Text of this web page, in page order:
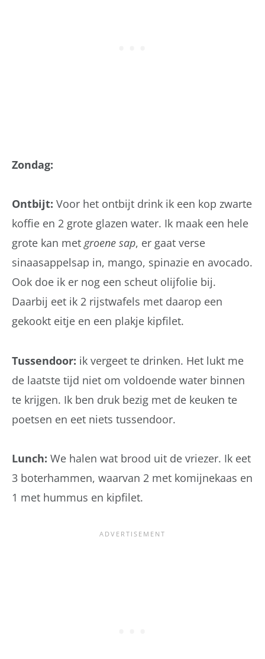
Zondag:
Ontbijt: Voor het ontbijt drink ik een kop zwarte
koffie en 2 grote glazen water. Ik maak een hele
grote kan met groene sap, er gaat verse
sinaasappelsap in, mango, spinazie en avocado.
Ook doe ik er nog een scheut olijfolie bij.
Daarbij eet ik 2 rijstwafels met daarop een
gekookt eitje en een plakje kipfilet.
Tussendoor: ik vergeet te drinken. Het lukt me
de laatste tijd niet om voldoende water binnen
te krijgen. Ik ben druk bezig met de keuken te
poetsen en eet niets tussendoor.
Lunch: We halen wat brood uit de vriezer. Ik eet
3 boterhammen, waarvan 2 met komijnekaas en
1 met hummus en kipfilet.